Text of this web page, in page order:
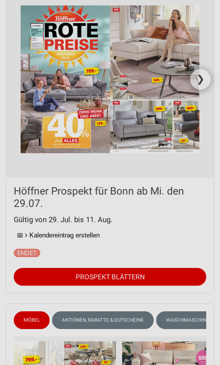
❯
Höffner Prospekt für Bonn ab Mi. den
29.07.
Gültig von 29. Jul. bis 11. Aug.
📅 Kalendereintrag erstellen
PROSPEKT BLÄTTERN
MÖBEL AKTIONEN, RABATTE & GUTSCHEINE WASCHMASCHINEN,